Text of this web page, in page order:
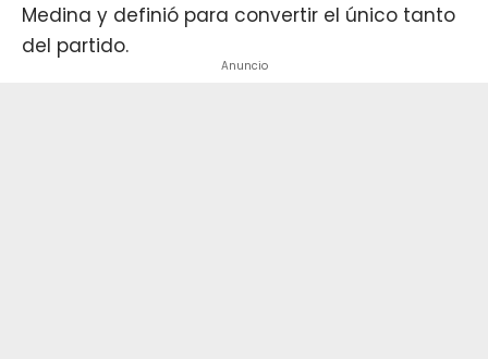
Medina y definió para convertir el único tanto
del partido.
Anuncio